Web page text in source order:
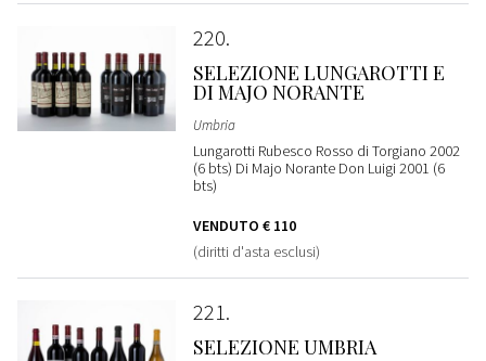
220
SELEZIONE LUNGAROTTI E
DI MAJO NORANTE
Umbria
Lungarotti Rubesco Rosso di Torgiano 2002
(6 bts) Di Majo Norante Don Luigi 2001 (6
bts)
VENDUTO € 110
(diritti d'asta esclusi)
221
SELEZIONE UMBRIA